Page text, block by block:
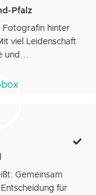
Pfalz
Fotografin hinter
viel Leidenschaft
und...
Gemeinsam
für